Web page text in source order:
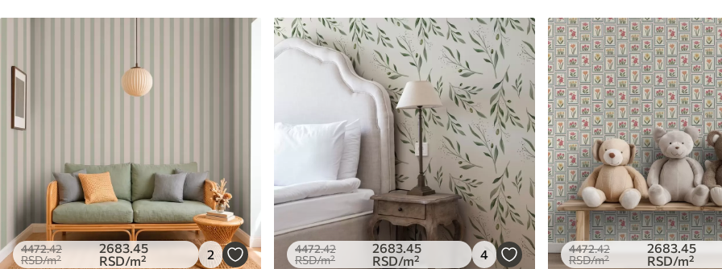
4472.42
RSD/m²
2683.45
RSD/m² 2 4472.42
RSD/m²
2683.45
RSD/m² 4 4472.42
RSD/m²
2683.45
RSD/m²